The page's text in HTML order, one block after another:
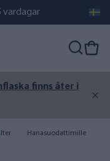
vardagar
finns åter i
Hanasuodattimille